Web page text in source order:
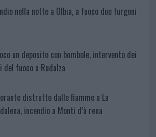
nella notte a Olbia, a fuoco due furgoni
un deposito con bombole, intervento dei
del fuoco a Rudalza
distrutto dalle fiamme a La
incendio a Monti d’à rena